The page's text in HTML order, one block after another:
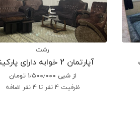
رشت
آپارتمان 2 خوابه دارای پارکینگ
از شبی ۱٫۵۰۰٫۰۰۰ تومان
ظرفیت 4 نفر تا 4 نفر اضافه